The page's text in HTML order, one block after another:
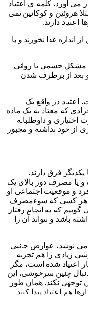
می آورد. کلمه ی اعتیاد
هروئین و کوکائین نمی
دارند.
اندازه غذا نخورند و یا
جسمی یا روانی
و بعد از برطرف شدن
اعتیاد در واقع یک
که معتاد به یک ماده
اختیاری و داوطلبانه
از خود نداشته و مجبور
فرق دارند.
یا مصرف دوز بالای یک
و موقعیت اجتماعی او
که هر کسی که سوءمصرف
که به انجام رفتار
باشد و نتواند آن را
نوشد، عوارض جانبی
زیادی را هم تجربه
اعتیاد شده است، مگر
چنین سرخوشی، این
توجهی نکند. همان طور
هم اعتیاد پیدا کنند.